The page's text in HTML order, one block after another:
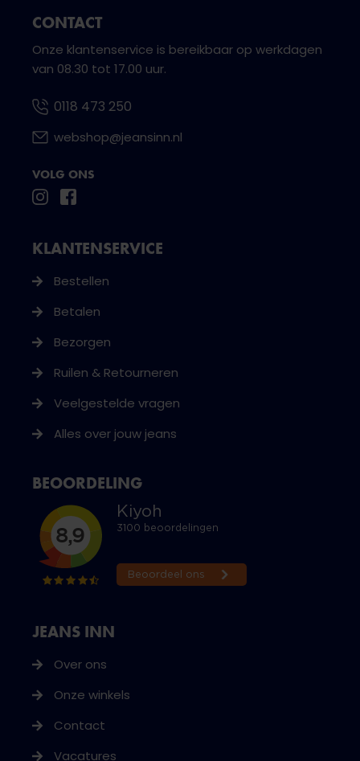
CONTACT
Onze klantenservice is bereikbaar op werkdagen
van 08.30 tot 17.00 uur.
0118 473 250
webshop@jeansinn.nl
VOLG ONS
JEANS INN
Over ons
Onze winkels
Contact
Vacatures
KLANTENSERVICE
Bestellen
Betalen
Bezorgen
Ruilen & Retourneren
Veelgestelde vragen
Alles over jouw jeans
BEOORDELING